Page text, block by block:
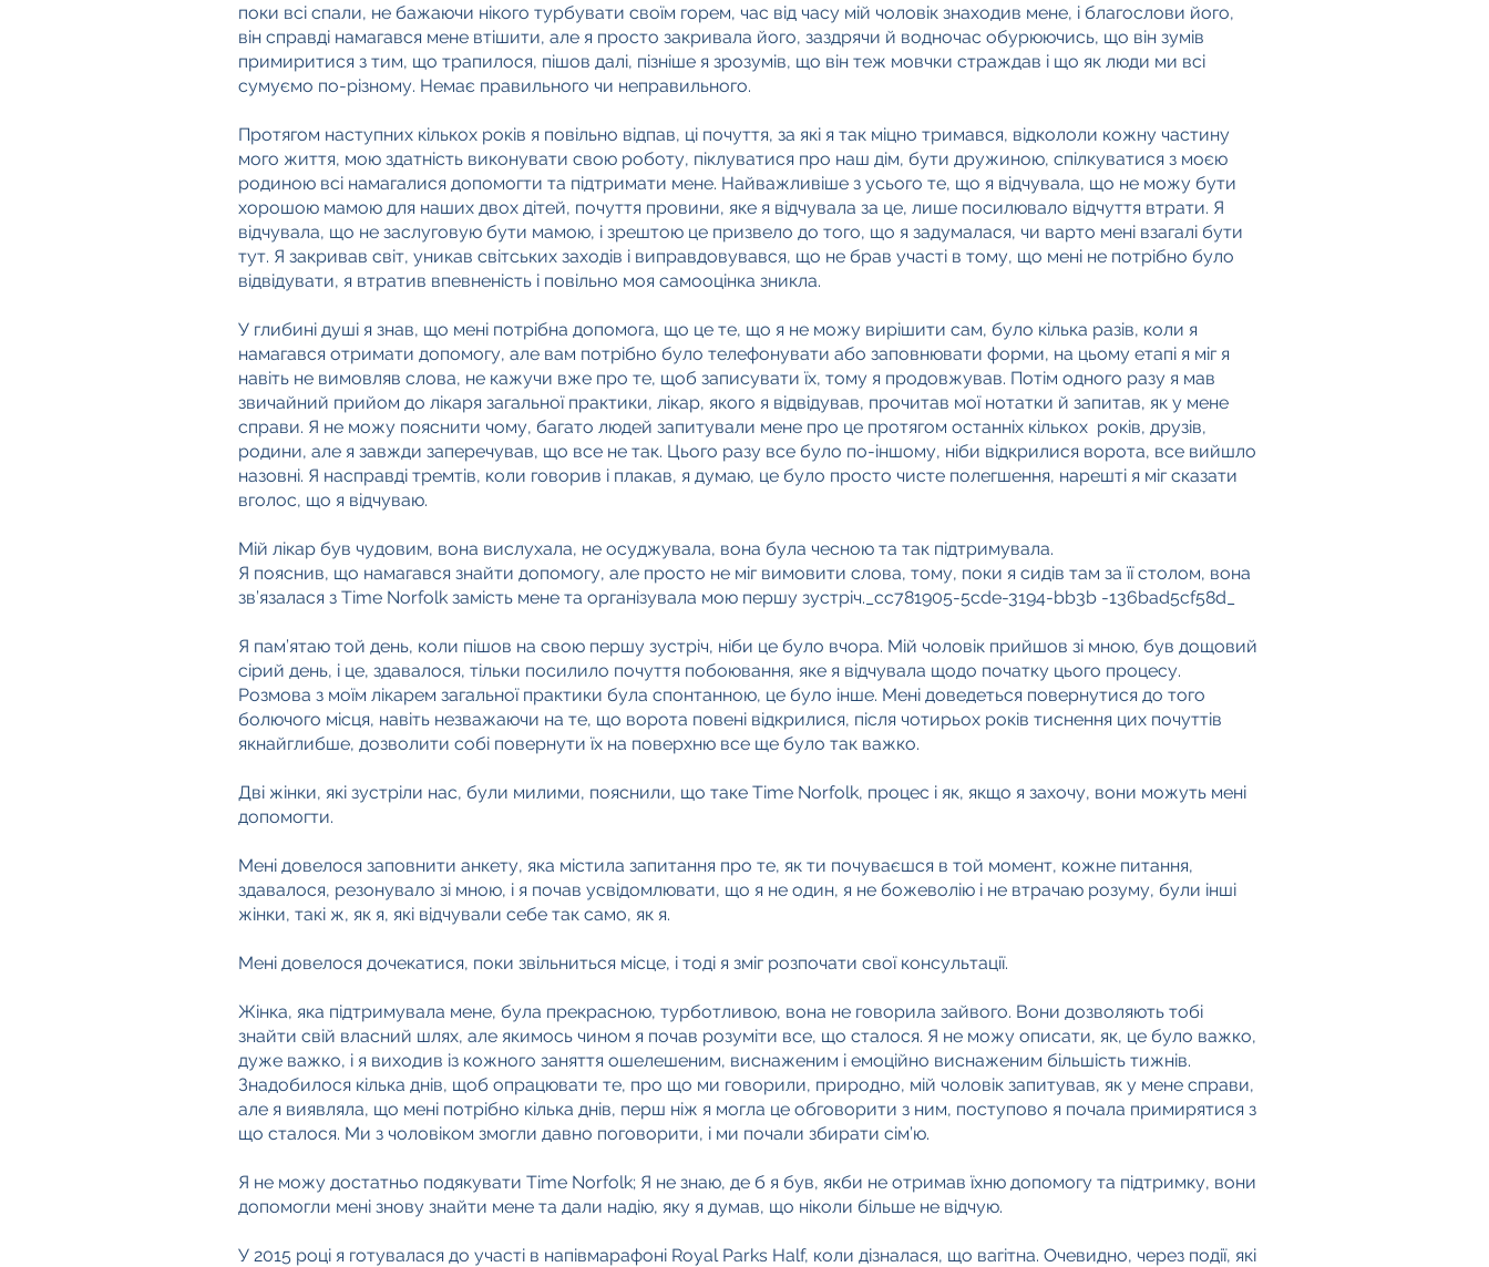
поки всі спали, не бажаючи нікого турбувати своїм горем, час від часу мій чоловік знаходив мене, і благослови його,
він справді намагався мене втішити, але я просто закривала його, заздрячи й водночас обурюючись, що він зумів
примиритися з тим, що трапилося, пішов далі, пізніше я зрозумів, що він теж мовчки страждав і що як люди ми всі
сумуємо по-різному. Немає правильного чи неправильного.
Протягом наступних кількох років я повільно відпав, ці почуття, за які я так міцно тримався, відкололи кожну частину
мого життя, мою здатність виконувати свою роботу, піклуватися про наш дім, бути дружиною, спілкуватися з моєю
родиною всі намагалися допомогти та підтримати мене. Найважливіше з усього те, що я відчувала, що не можу бути
хорошою мамою для наших двох дітей, почуття провини, яке я відчувала за це, лише посилювало відчуття втрати. Я
відчувала, що не заслуговую бути мамою, і зрештою це призвело до того, що я задумалася, чи варто мені взагалі бути
тут. Я закривав світ, уникав світських заходів і виправдовувався, що не брав участі в тому, що мені не потрібно було
відвідувати, я втратив впевненість і повільно моя самооцінка зникла.
У глибині душі я знав, що мені потрібна допомога, що це те, що я не можу вирішити сам, було кілька разів, коли я
намагався отримати допомогу, але вам потрібно було телефонувати або заповнювати форми, на цьому етапі я міг я
навіть не вимовляв слова, не кажучи вже про те, щоб записувати їх, тому я продовжував. Потім одного разу я мав
звичайний прийом до лікаря загальної практики, лікар, якого я відвідував, прочитав мої нотатки й запитав, як у мене
справи. Я не можу пояснити чому, багато людей запитували мене про це протягом останніх кількох років, друзів,
родини, але я завжди заперечував, що все не так. Цього разу все було по-іншому, ніби відкрилися ворота, все вийшло
назовні. Я насправді тремтів, коли говорив і плакав, я думаю, це було просто чисте полегшення, нарешті я міг сказати
вголос, що я відчуваю.
Мій лікар був чудовим, вона вислухала, не осуджувала, вона була чесною та так підтримувала.
Я пояснив, що намагався знайти допомогу, але просто не міг вимовити слова, тому, поки я сидів там за її столом, вона
зв’язалася з Time Norfolk замість мене та організувала мою першу зустріч._cc781905-5cde-3194-bb3b -136bad5cf58d_
Я пам’ятаю той день, коли пішов на свою першу зустріч, ніби це було вчора. Мій чоловік прийшов зі мною, був дощовий
сірий день, і це, здавалося, тільки посилило почуття побоювання, яке я відчувала щодо початку цього процесу.
Розмова з моїм лікарем загальної практики була спонтанною, це було інше. Мені доведеться повернутися до того
болючого місця, навіть незважаючи на те, що ворота повені відкрилися, після чотирьох років тиснення цих почуттів
якнайглибше, дозволити собі повернути їх на поверхню все ще було так важко.
Дві жінки, які зустріли нас, були милими, пояснили, що таке Time Norfolk, процес і як, якщо я захочу, вони можуть мені
допомогти.
Мені довелося заповнити анкету, яка містила запитання про те, як ти почуваєшся в той момент, кожне питання,
здавалося, резонувало зі мною, і я почав усвідомлювати, що я не один, я не божеволію і не втрачаю розуму, були інші
жінки, такі ж, як я, які відчували себе так само, як я.
Мені довелося дочекатися, поки звільниться місце, і тоді я зміг розпочати свої консультації.
Жінка, яка підтримувала мене, була прекрасною, турботливою, вона не говорила зайвого. Вони дозволяють тобі
знайти свій власний шлях, але якимось чином я почав розуміти все, що сталося. Я не можу описати, як, це було важко,
дуже важко, і я виходив із кожного заняття ошелешеним, виснаженим і емоційно виснаженим більшість тижнів.
Знадобилося кілька днів, щоб опрацювати те, про що ми говорили, природно, мій чоловік запитував, як у мене справи,
але я виявляла, що мені потрібно кілька днів, перш ніж я могла це обговорити з ним, поступово я почала примирятися з
що сталося. Ми з чоловіком змогли давно поговорити, і ми почали збирати сім’ю.
Я не можу достатньо подякувати Time Norfolk; Я не знаю, де б я був, якби не отримав їхню допомогу та підтримку, вони
допомогли мені знову знайти мене та дали надію, яку я думав, що ніколи більше не відчую.
У 2015 році я готувалася до участі в напівмарафоні Royal Parks Half, коли дізналася, що вагітна. Очевидно, через події, які